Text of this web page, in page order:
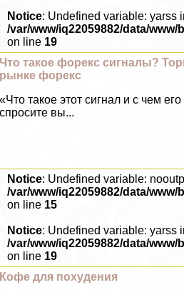
Notice: Undefined variable: yarss
/var/www/iq22059882/data/
on line 19
Что такое форекс сигналы?
рынке форекс
«Что такое этот сигнал и с чем
спросите вы...
Notice: Undefined variable:
/var/www/iq22059882/data/
on line 15
Notice: Undefined variable: yarss
/var/www/iq22059882/data/
on line 19
Кофе для похудения